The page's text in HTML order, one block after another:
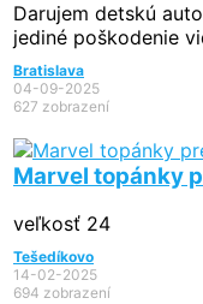
Darujem detskú
jediné poškodenie
Bratislava
04-09-2025
627 zobrazení
Marvel topánky
veľkosť 24
Tešedíkovo
14-02-2025
694 zobrazení